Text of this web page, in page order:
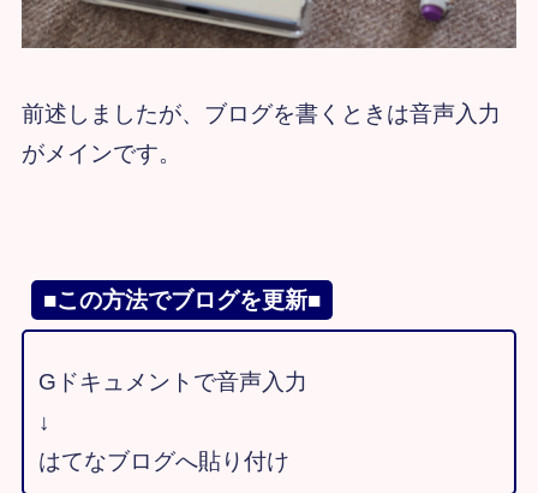
前述しましたが、ブログを書くときは音声入力
がメインです。
■この方法でブログを更新■
Gドキュメントで音声入力
↓
はてなブログへ貼り付け